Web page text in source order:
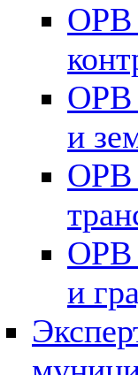
ОРВ
ОРВ
и
ОРВ
ОРВ
и